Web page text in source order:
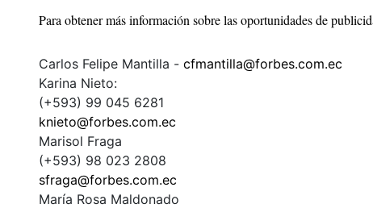
Para obtener más información sobre las oportunidades de
Carlos Felipe Mantilla - cfmantilla@forbes.com.ec
Karina Nieto:
(+593) 99 045 6281
knieto@forbes.com.ec
Marisol Fraga
(+593) 98 023 2808
sfraga@forbes.com.ec
María Rosa Maldonado